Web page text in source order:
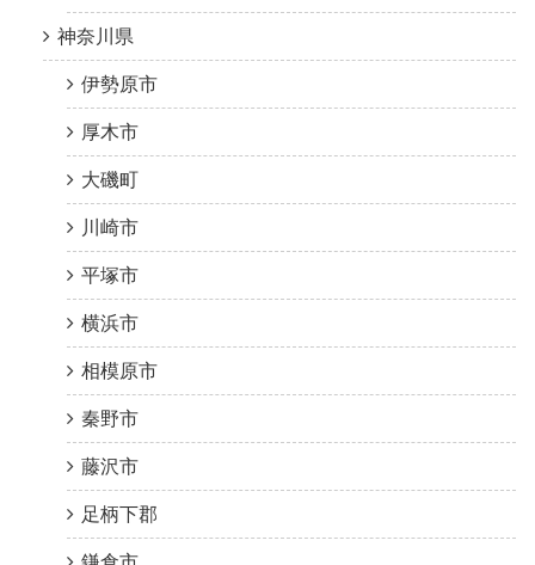
神奈川県
伊勢原市
厚木市
大磯町
川崎市
平塚市
横浜市
相模原市
秦野市
藤沢市
足柄下郡